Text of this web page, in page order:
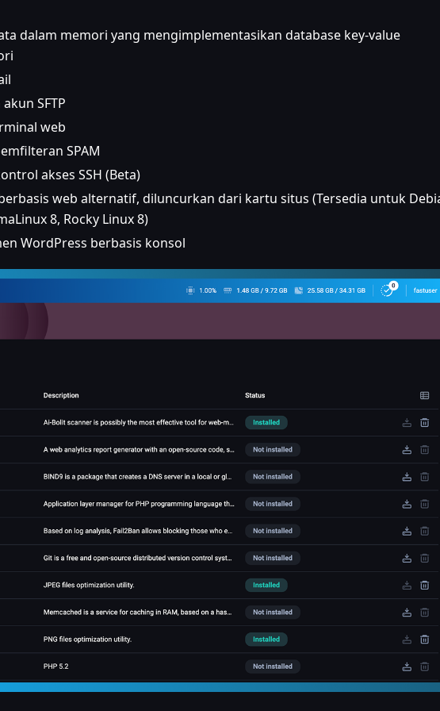
dalam memori yang mengimplementasikan database key-value
SFTP
web
SPAM
akses SSH (Beta)
web alternatif, diluncurkan dari kartu situs (Tersedia untuk
8, Rocky Linux 8)
WordPress berbasis konsol